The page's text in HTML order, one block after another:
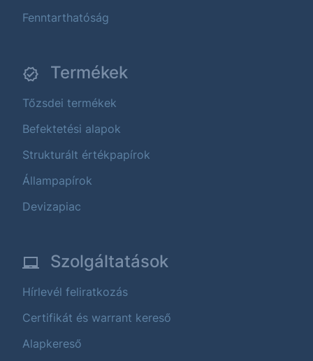
Fenntarthatóság
Termékek
Tőzsdei termékek
Befektetési alapok
Strukturált értékpapírok
Állampapírok
Devizapiac
Szolgáltatások
Hírlevél feliratkozás
Certifikát és warrant kereső
Alapkereső